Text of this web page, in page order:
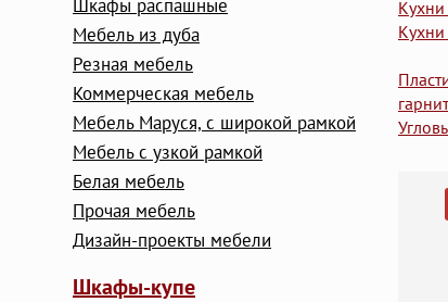
Шкафы распашные
Мебель из дуба
Резная мебель
Коммерческая мебель
Мебель Маруся, с широкой рамкой
Мебель с узкой рамкой
Белая мебель
Прочая мебель
Дизайн-проекты мебели
Шкафы-купе
Кухни